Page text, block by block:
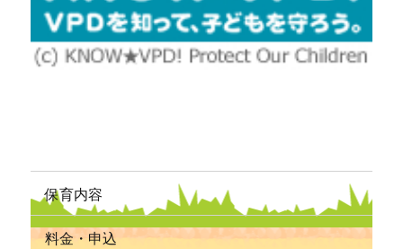
保育内容
料金・申込